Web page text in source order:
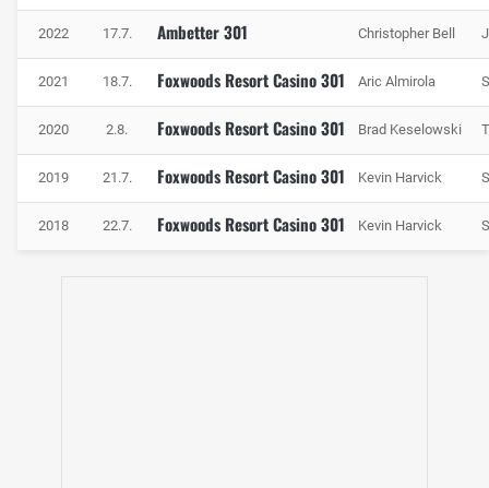
2022 17.7. Ambetter 301 Christopher Bell
2021 18.7. Foxwoods Resort Casino 301 Aric Almirola
2020 2.8. Foxwoods Resort Casino 301 Brad Keselowski
2019 21.7. Foxwoods Resort Casino 301 Kevin Harvick
2018 22.7. Foxwoods Resort Casino 301 Kevin Harvick